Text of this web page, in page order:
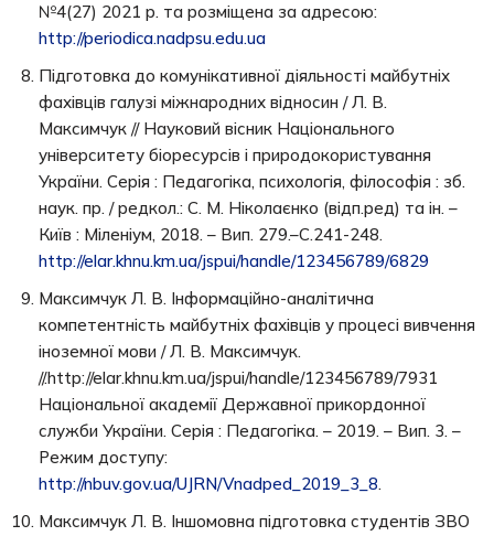
№4(27) 2021 р. та розміщена за адресою:
http://periodica.nadpsu.edu.ua
Підготовка до комунікативної діяльності майбутніх
фахівців галузі міжнародних відносин / Л. В.
Максимчук // Науковий вісник Національного
університету біоресурсів і природокористування
України. Серія : Педагогіка, психологія, філософія : зб.
наук. пр. / редкол.: С. М. Ніколаєнко (відп.ред) та ін. –
Київ : Міленіум, 2018. – Вип. 279.–С.241-248.
http://elar.khnu.km.ua/jspui/handle/123456789/6829
Максимчук Л. В. Інформаційно-аналітична
компетентність майбутніх фахівців у процесі вивчення
іноземної мови / Л. В. Максимчук.
//.http://elar.khnu.km.ua/jspui/handle/123456789/7931
Національної академії Державної прикордонної
служби України. Серія : Педагогіка. – 2019. – Вип. 3. –
Режим доступу:
http://nbuv.gov.ua/UJRN/Vnadped_2019_3_8.
Максимчук Л. В. Іншомовна підготовка студентів ЗВО